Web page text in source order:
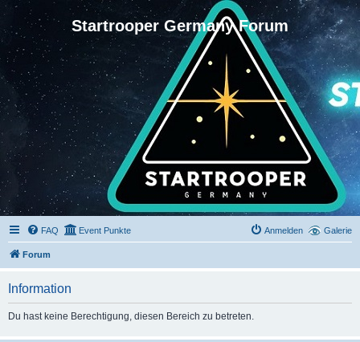
Startrooper Germany Forum
Galerie
FAQ Event Punkte Anmelden
Forum
Information
Du hast keine Berechtigung, diesen Bereich zu betreten.